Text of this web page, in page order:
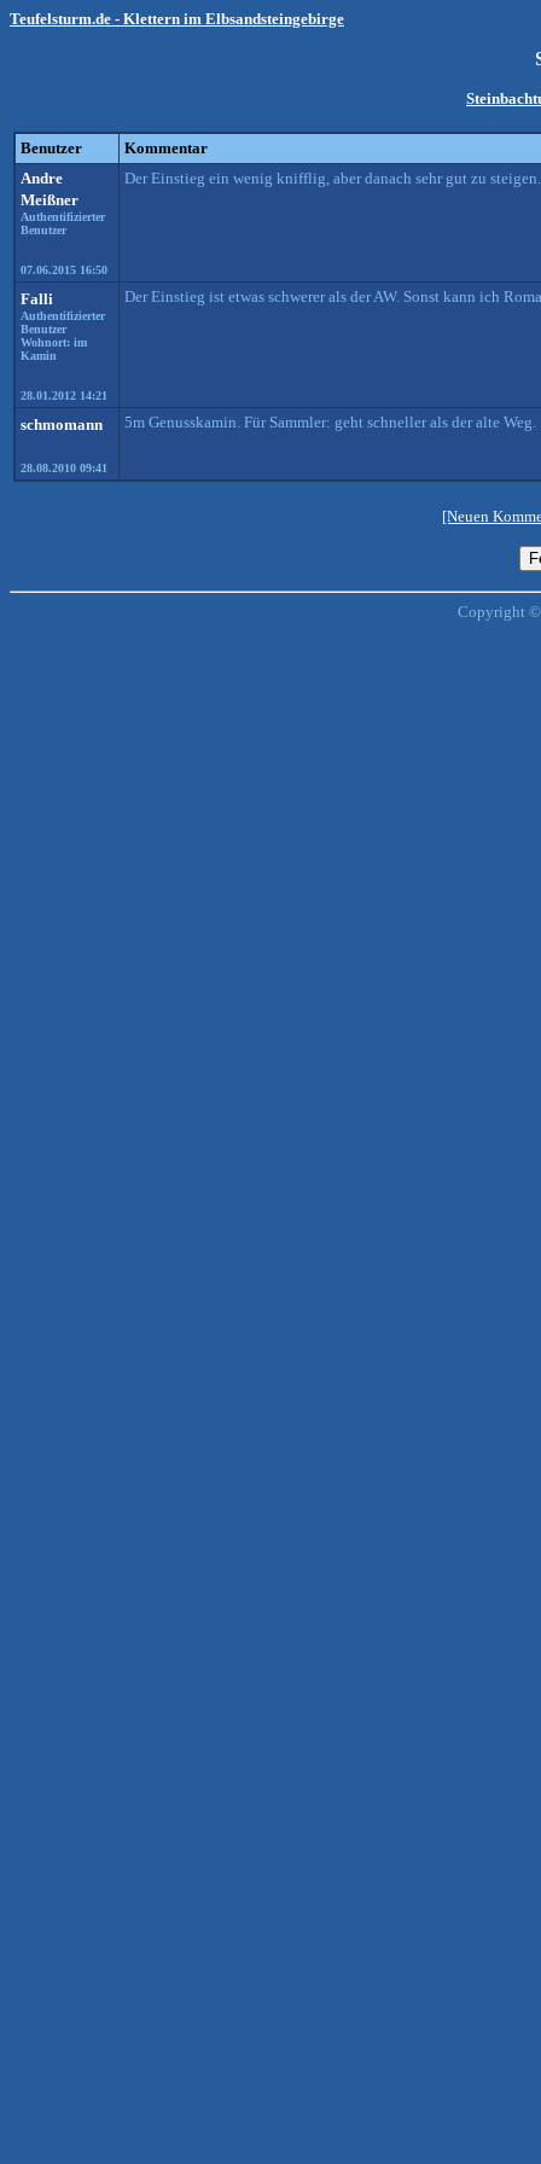
Teufelsturm.de - Klettern im Elbsandsteingebirge
Benutzer
Kommentar
Andre
Meißner
Authentifizierter
Benutzer
07.06.2015 16:50
Der Einstieg ein wenig knifflig, aber danach sehr gut zu steigen.
Falli
Authentifizierter
Benutzer
Wohnort: im
Kamin
28.01.2012 14:21
Der Einstieg ist etwas schwerer als der AW. Sonst kann ich
schmomann
28.08.2010 09:41
5m Genusskamin. Für Sammler: geht schneller als der alte Weg.
[Neuen
Copyright ©